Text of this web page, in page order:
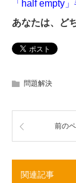
「half empty
あなたは、ど
問題解決
前の
関連記事